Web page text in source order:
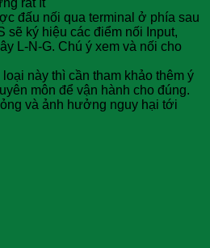
rất ít
đấu nối qua terminal ở phía sau
sẽ ký hiệu các điểm nối Input,
L-N-G. Chú ý xem và nối cho
này thì cần tham khảo thêm ý
môn để vận hành cho đúng.
và ảnh hưởng nguy hại tới